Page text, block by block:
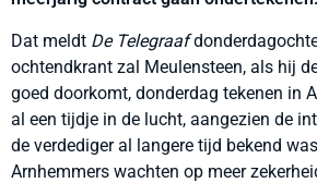
Dat meldt De Telegraaf
ochtendkrant zal Meulensteen, als hij
goed doorkomt, donderdag tekenen in
al een tijdje in de lucht, aangezien de
de verdediger al langere tijd bekend
Arnhemmers wachten op meer